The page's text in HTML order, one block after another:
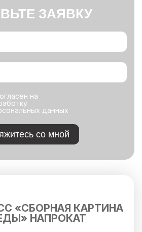
ЗАЯВКУ
на
данных
со мной
«СБОРНАЯ КАРТИНА
НАПРОКАТ